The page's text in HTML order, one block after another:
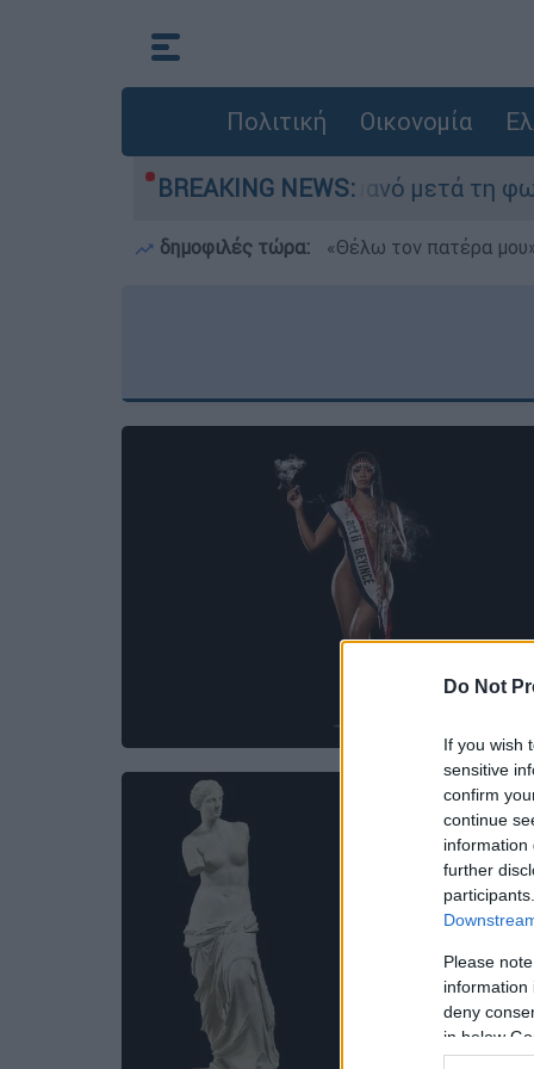
Do Not
If you wish
sensitive
confirm
continue
information
further
Please
information
deny
in below
Πολιτική Οικονομία
BREAKING NEWS:
στο Πόρτο Γερμανό μετά τη φωτιά -
δημοφιλές τώρα: «Θέλω τον πατέρα